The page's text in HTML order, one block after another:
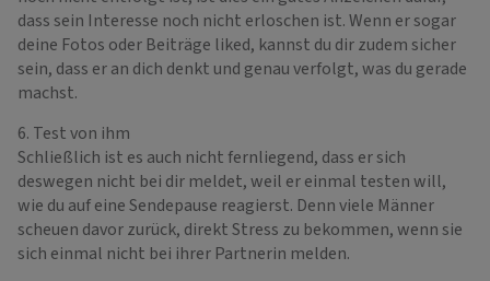
dass sein Interesse noch nicht erloschen ist. Wenn er sogar
deine Fotos oder Beiträge liked, kannst du dir zudem sicher
sein, dass er an dich denkt und genau verfolgt, was du gerade
machst.
6. Test von ihm
Schließlich ist es auch nicht fernliegend, dass er sich
deswegen nicht bei dir meldet, weil er einmal testen will,
wie du auf eine Sendepause reagierst. Denn viele Männer
scheuen davor zurück, direkt Stress zu bekommen, wenn sie
sich einmal nicht bei ihrer Partnerin melden.